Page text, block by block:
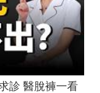
診 醫脫褲一看